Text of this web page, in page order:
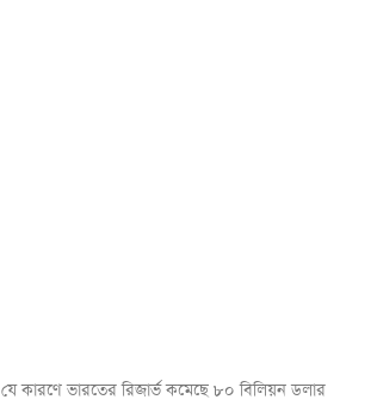
যে কারণে ভারতের রিজার্ভ কমেছে ৮০ বিলিয়ন ডলার